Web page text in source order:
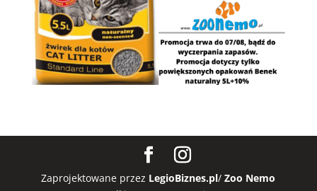
Zaprojektowane przez LegioBiznes.pl/Zoo Nemo